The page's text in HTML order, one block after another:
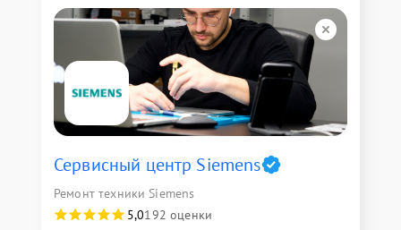
Сервисный центр Siemens
Ремонт техники Siemens
5,0192 оценки